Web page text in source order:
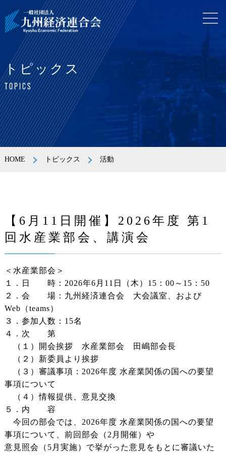
トピックス
TOPICS
HOME トピックス 活動
【6月11日開催】2026年度 第1
回水産業部会、講演会
＜水産業部会＞
１．日 時：2026年6月11日（木）15：00～15：50
２．会 場：九州経済連合会 大会議室、および
Web（teams）
３．参加人数：15名
４．次 第
（１）開会挨拶 水産業部会 田嶋部会長
（２）新委員より挨拶
（３）審議事項：2026年度 水産業関係の国への要望
事項について
（４）情報提供、意見交換
５．内 容
今回の部会では、2026年度 水産業関係の国への要望
事項について、前回部会（2月開催）や
意見照会（5月実施）で挙がった意見をもとに審議いた